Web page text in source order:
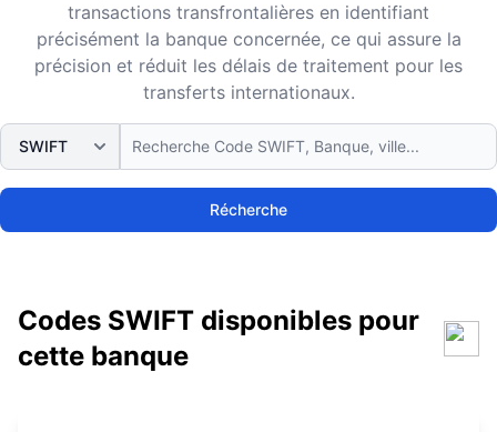
transactions transfrontalières en identifiant
précisément la banque concernée, ce qui assure la
précision et réduit les délais de traitement pour les
transferts internationaux.
Récherche
Codes SWIFT disponibles pour
cette banque